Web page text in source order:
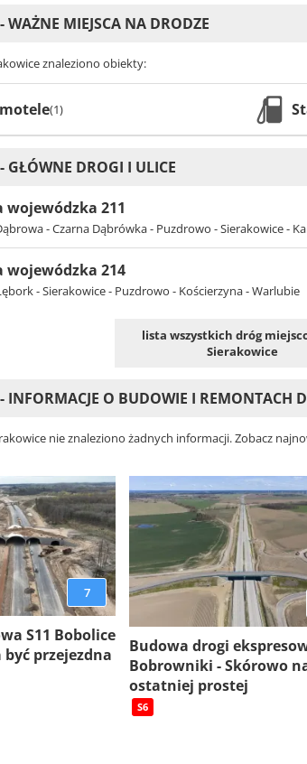
WAŻNE MIEJSCA NA DRODZE
znaleziono obiekty:
(1)
GŁÓWNE DROGI I ULICE
wojewódzka 211
- Czarna Dąbrówka - Puzdrowo - Sierakowice -
wojewódzka 214
- Sierakowice - Puzdrowo - Kościerzyna - Warlubie
lista wszystkich dróg
Sierakowice
INFORMACJE O BUDOWIE I REMONTACH
nie znaleziono żadnych informacji. Zobacz
7
S11 Bobolice
być przejezdna
Budowa drogi
Bobrowniki - Skórowo
ostatniej prostej
S6